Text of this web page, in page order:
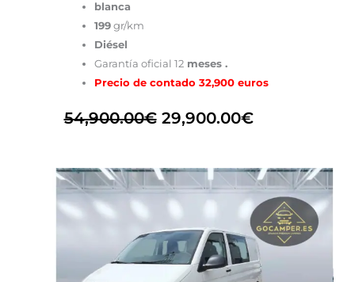
blanca
199gr/km
Diésel
Garantía oficial 12meses .
Precio de contado 32,900 euros
54,900.00€ 29,900.00€
El
precio
original
era:
49,900.00€.
El
precio
actual
es:
29,900.00€.